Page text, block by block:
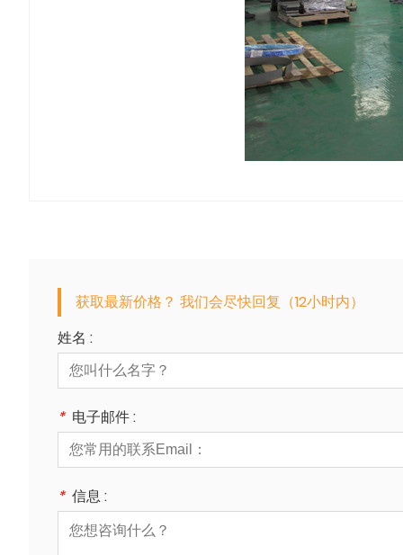
获取最新价格？ 我们会尽快回复（12小时内）
姓名 :
* 电子邮件 :
* 信息 :